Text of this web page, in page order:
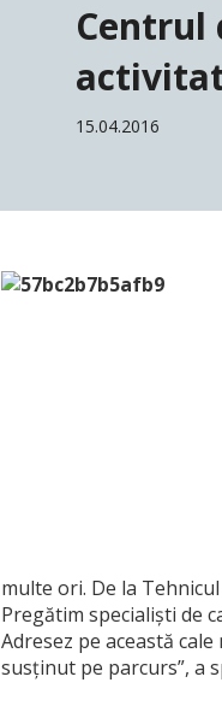
Centrul
15.04.2016
multe ori. De la
Pregătim specialiști de
Adresez pe această
susținut pe parcurs”, a